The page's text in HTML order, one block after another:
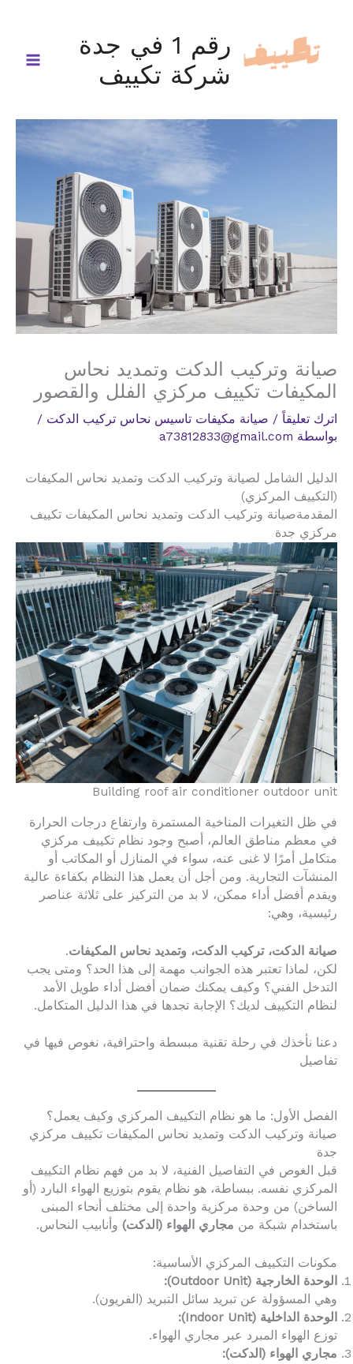
المحتوى
رقم 1 في جدة
شركة تكييف
صيانة وتركيب الدكت وتمديد نحاس
المكيفات تكييف مركزي الفلل والقصور
اترك تعليقاً / صيانة مكيفات تاسيس نحاس تركيب الدكت /
بواسطة a73812833@gmail.com
الدليل الشامل لصيانة وتركيب الدكت وتمديد نحاس المكيفات
(التكييف المركزي)
المقدمةصيانة وتركيب الدكت وتمديد نحاس المكيفات تكييف
مركزي جدة
Building roof air conditioner outdoor unit
في ظل التغيرات المناخية المستمرة وارتفاع درجات الحرارة
في معظم مناطق العالم، أصبح وجود نظام تكييف مركزي
متكامل أمرًا لا غنى عنه، سواء في المنازل أو المكاتب أو
المنشآت التجارية. ومن أجل أن يعمل هذا النظام بكفاءة عالية
ويقدم أفضل أداء ممكن، لا بد من التركيز على ثلاثة عناصر
رئيسية، وهي:
صيانة الدكت، تركيب الدكت، وتمديد نحاس المكيفات.
لكن، لماذا تعتبر هذه الجوانب مهمة إلى هذا الحد؟ ومتى يجب
التدخل الفني؟ وكيف يمكنك ضمان أفضل أداء طويل الأمد
لنظام التكييف لديك؟ الإجابة تجدها في هذا الدليل المتكامل.
دعنا نأخذك في رحلة تقنية مبسطة واحترافية، نغوص فيها في
تفاصيل
الفصل الأول: ما هو نظام التكييف المركزي وكيف يعمل؟
صيانة وتركيب الدكت وتمديد نحاس المكيفات تكييف مركزي
جدة
قبل الغوص في التفاصيل الفنية، لا بد من فهم نظام التكييف
المركزي نفسه. ببساطة، هو نظام يقوم بتوزيع الهواء البارد (أو
الساخن) من وحدة مركزية واحدة إلى مختلف أنحاء المبنى
باستخدام شبكة من مجاري الهواء (الدكت) وأنابيب النحاس.
مكونات التكييف المركزي الأساسية:
الوحدة الخارجية (Outdoor Unit):
وهي المسؤولة عن تبريد سائل التبريد (الفريون).
الوحدة الداخلية (Indoor Unit):
توزع الهواء المبرد عبر مجاري الهواء.
مجاري الهواء (الدكت):